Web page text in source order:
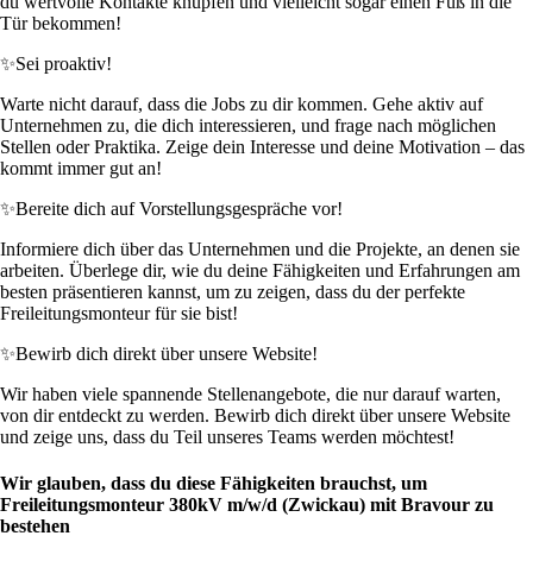
Tür bekommen!
✨Sei proaktiv!
Warte nicht darauf, dass die Jobs zu dir kommen. Gehe aktiv auf
Unternehmen zu, die dich interessieren, und frage nach möglichen
Stellen oder Praktika. Zeige dein Interesse und deine Motivation – das
kommt immer gut an!
✨Bereite dich auf Vorstellungsgespräche vor!
Informiere dich über das Unternehmen und die Projekte, an denen sie
arbeiten. Überlege dir, wie du deine Fähigkeiten und Erfahrungen am
besten präsentieren kannst, um zu zeigen, dass du der perfekte
Freileitungsmonteur für sie bist!
✨Bewirb dich direkt über unsere Website!
Wir haben viele spannende Stellenangebote, die nur darauf warten,
von dir entdeckt zu werden. Bewirb dich direkt über unsere Website
und zeige uns, dass du Teil unseres Teams werden möchtest!
Wir glauben, dass du diese Fähigkeiten brauchst, um
Freileitungsmonteur 380kV m/w/d (Zwickau) mit Bravour zu
bestehen